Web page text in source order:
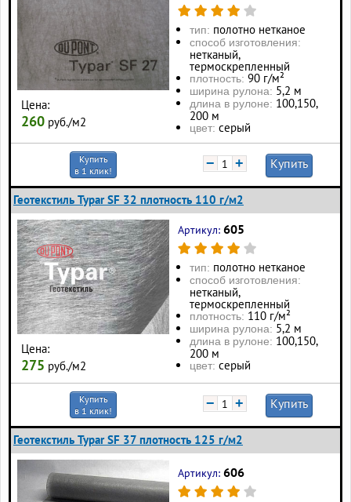
Цена:
260 руб./м2
тип: полотно нетканое
способ изготовления:
нетканый,
термоскрепленный
плотность: 90 г/м²
ширина рулона: 5,2 м
длина в рулоне: 100, 150,
200 м
цвет: серый
Купить
в 1 клик!
− + Купить
Геотекстиль Typar SF 32 плотность 110 г/м2
Цена:
275 руб./м2
Артикул: 605
тип: полотно нетканое
способ изготовления:
нетканый,
термоскрепленный
плотность: 110 г/м²
ширина рулона: 5,2 м
длина в рулоне: 100, 150,
200 м
цвет: серый
Купить
в 1 клик!
− + Купить
Геотекстиль Typar SF 37 плотность 125 г/м2
Артикул: 606